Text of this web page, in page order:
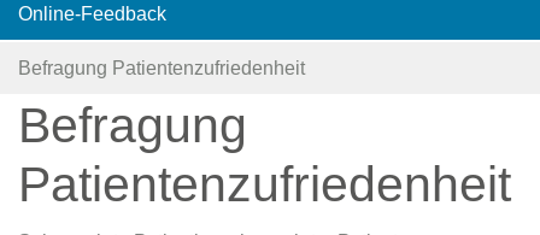
Online-Feedback
Befragung Patientenzufriedenheit
Befragung
Patientenzufriedenheit